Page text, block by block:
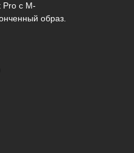
Pro с M-
образ.